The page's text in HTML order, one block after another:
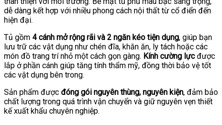
dễ dàng kết hợp với nhiều phong cách nội thất từ cổ điển đến
hiện đại.
Tủ gồm 4 cánh mở rộng rãi và 2 ngăn kéo tiện dụng, giúp bạn
lưu trữ các vật dụng như chén đĩa, khăn ăn, ly tách hoặc các
món đồ trang trí nhỏ một cách gọn gàng. Kính cường lựcđược
lắp ở phần cánh giúp tăng tính thẩm mỹ, đồng thời bảo vệ tốt
các vật dụng bên trong.
Sản phẩm được đóng gói nguyên thùng, nguyên kiện, đảm bảo
chất lượng trong quá trình vận chuyển và giữ nguyên vẹn thiết
kế xuất khẩu chuyên nghiệp.